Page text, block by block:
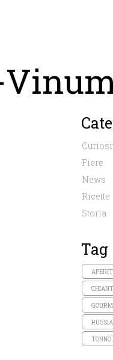
Fiere
News
Ricette
Storia
Tag
RUSSIA
TONNO